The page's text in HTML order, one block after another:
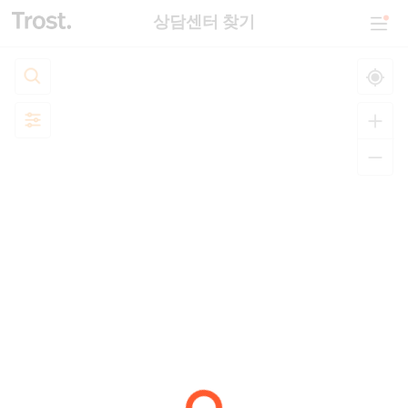
상담센터 찾기